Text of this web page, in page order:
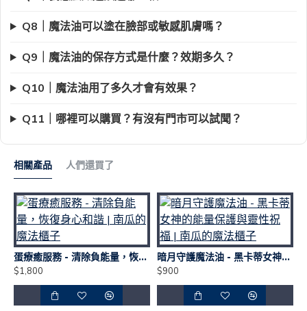
Q8｜魔法油可以塗在臉部或敏感肌膚嗎？
Q9｜魔法油的保存方式是什麼？效期多久？
Q10｜魔法油用了多久才會有效果？
Q11｜哪裡可以購買？有沒有門市可以試聞？
相關產品 人們還買了
蛋療癒服務 - 清除負能量，恢復身心和諧 | 南瓜的魔法櫃子
$1,800
暗月守護魔法油 - 黑卡蒂女神的能量保護與靈性祝福 | 南瓜的魔法櫃子
$900